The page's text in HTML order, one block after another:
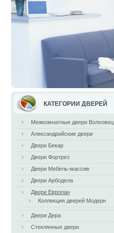
КАТЕГОРИИ ДВЕРЕЙ
Межкомнатные двери Волховец
Александрийские двери
Двери Бекар
Двери Фортрез
Двери Мебель-массив
Двери Арбодела
Двери Европан
Коллекция дверей Модерн
Двери Дера
Стеклянные двери